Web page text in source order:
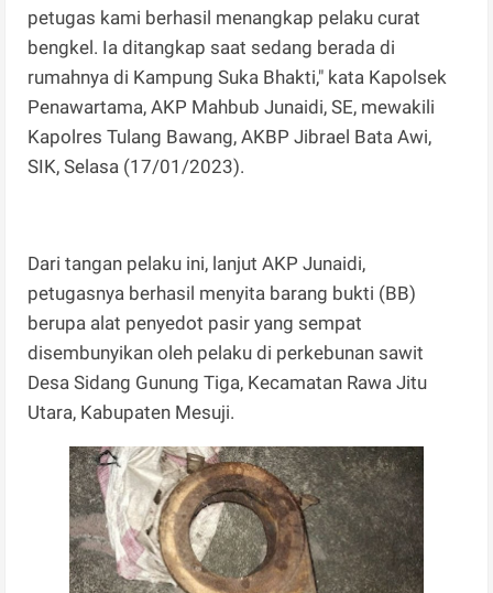
petugas kami berhasil menangkap pelaku curat
bengkel. Ia ditangkap saat sedang berada di
rumahnya di Kampung Suka Bhakti," kata Kapolsek
Penawartama, AKP Mahbub Junaidi, SE, mewakili
Kapolres Tulang Bawang, AKBP Jibrael Bata Awi,
SIK, Selasa (17/01/2023).
Dari tangan pelaku ini, lanjut AKP Junaidi,
petugasnya berhasil menyita barang bukti (BB)
berupa alat penyedot pasir yang sempat
disembunyikan oleh pelaku di perkebunan sawit
Desa Sidang Gunung Tiga, Kecamatan Rawa Jitu
Utara, Kabupaten Mesuji.